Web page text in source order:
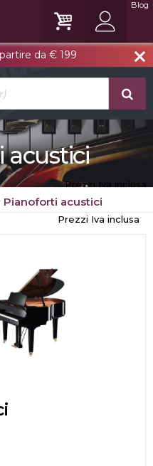
close
da € 199
Blog
acustici
Prezzi Iva inclusa
Pianoforti acustici
Prezzi Iva inclusa